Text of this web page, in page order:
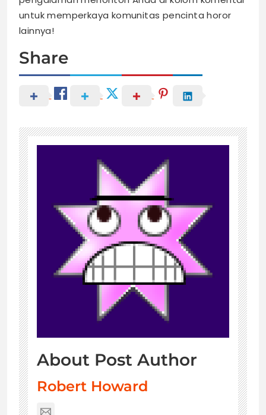
untuk memperkaya komunitas pencinta horor
lainnya!
Share
About Post Author
Robert Howard